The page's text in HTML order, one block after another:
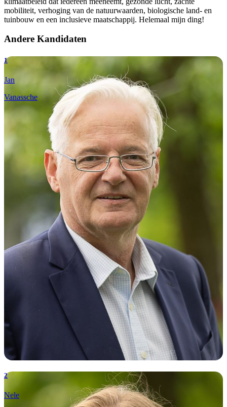
mobiliteit, verhoging van de natuurwaarden, biologische land- en
tuinbouw en een inclusieve maatschappij. Helemaal mijn ding!
Andere Kandidaten
1
Jan
Vanassche
2
Nele